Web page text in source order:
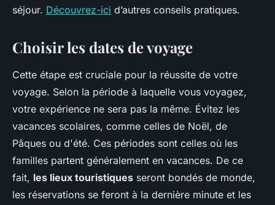
séjour. Découvrez-ici d’autres conseils pratiques.
Choisir les dates de voyage
Cette étape est cruciale pour la réussite de votre
voyage. Selon la période à laquelle vous voyagez,
votre expérience ne sera pas la même. Évitez les
vacances scolaires, comme celles de Noël, de
Pâques ou d'été. Ces périodes sont celles où les
familles partent généralement en vacances. De ce
fait, les lieux touristiques seront bondés de monde,
les réservations se feront à la dernière minute et les